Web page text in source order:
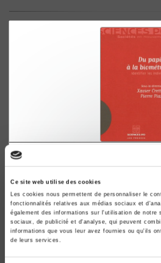
Ce site web utilise des cookies
Les cookies nous permettent de personnaliser le
fonctionnalités relatives aux médias sociaux et
également des informations sur l'utilisation de notre
sociaux, de publicité et d'analyse, qui peuvent
informations que vous leur avez fournies ou qu'ils
de leurs services.
Du papier à la biométrie
Identifier les individus
Xavier Crettiez, Pierre Piazza